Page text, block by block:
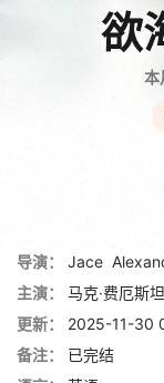
欲
本
导演： Jace
主演：
马克·费厄斯坦
更新：
2025-11-30
备注：
已完结